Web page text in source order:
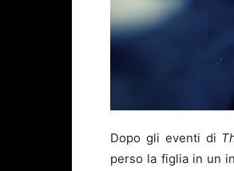
Dopo gli eventi di
perso la figlia in un